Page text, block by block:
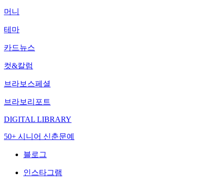
머니
테마
카드뉴스
컷&칼럼
브라보스페셜
브라보리포트
DIGITAL LIBRARY
50+ 시니어 신춘문예
블로그
인스타그램